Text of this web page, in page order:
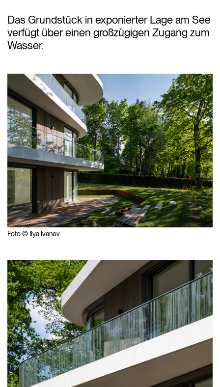
Das Grundstück in exponierter Lage am See
verfügt über einen großzügigen Zugang zum
Wasser.
Foto © Ilya Ivanov